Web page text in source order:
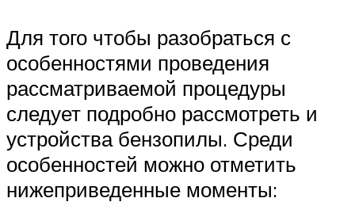
Для того чтобы разобраться с
особенностями проведения
рассматриваемой процедуры
следует подробно рассмотреть и
устройства бензопилы. Среди
особенностей можно отметить
нижеприведенные моменты: